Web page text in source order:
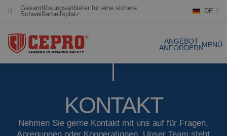
Gesamtlösungsanbieter für eine sichere
Schweißarbeitsplatz
Engagiert & flexibel
Zertifizierte Produkte
DE
ANGEBOT
ANFORDERNMENÜ
GesamtlösungenKONTAKT
Nehmen Sie gerne Kontakt mit uns auf für Fragen,
Anregungen oder Kooperationen. Unser Team steht